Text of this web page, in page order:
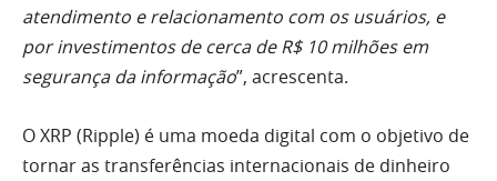
atendimento e relacionamento com os usuários, e
por investimentos de cerca de R$ 10 milhões em
segurança da informação”, acrescenta.
O XRP (Ripple) é uma moeda digital com o objetivo de
tornar as transferências internacionais de dinheiro